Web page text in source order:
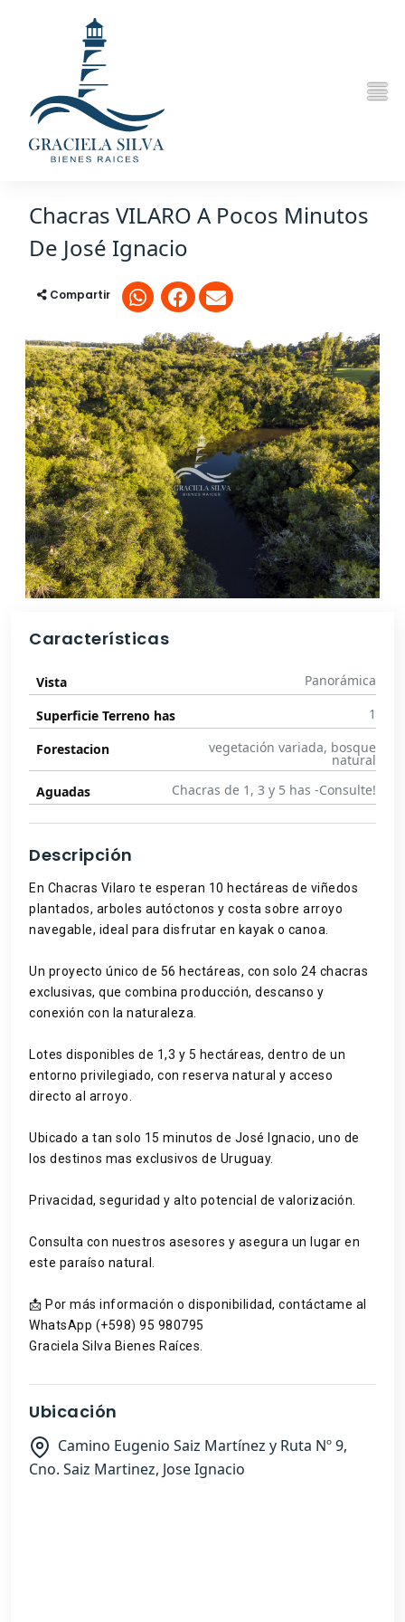
Chacras VILARO A Pocos Minutos
De José Ignacio
Compartir
Características
Vista Panorámica
Superficie Terreno has 1
Forestacion vegetación variada, bosque
natural
Aguadas
Chacras de 1, 3 y 5 has -Consulte!
Descripción
En Chacras Vilaro te esperan 10 hectáreas de viñedos
plantados, arboles autóctonos y costa sobre arroyo
navegable, ideal para disfrutar en kayak o canoa.
Un proyecto único de 56 hectáreas, con solo 24 chacras
exclusivas, que combina producción, descanso y
conexión con la naturaleza.
Lotes disponibles de 1,3 y 5 hectáreas, dentro de un
entorno privilegiado, con reserva natural y acceso
directo al arroyo.
Ubicado a tan solo 15 minutos de José Ignacio, uno de
los destinos mas exclusivos de Uruguay.
Privacidad, seguridad y alto potencial de valorización.
Consulta con nuestros asesores y asegura un lugar en
este paraíso natural.
📩 Por más información o disponibilidad, contáctame al
WhatsApp (+598) 95 980795
Graciela Silva Bienes Raíces.
Ubicación
Camino Eugenio Saiz Martínez y Ruta Nº 9,
Cno. Saiz Martinez, Jose Ignacio